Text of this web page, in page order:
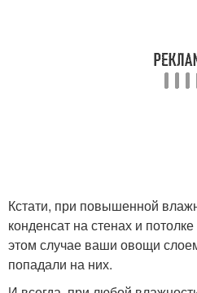
Кстати, при повышенной
конденсат на стенах и
этом случае ваши овощи
попадали на них.